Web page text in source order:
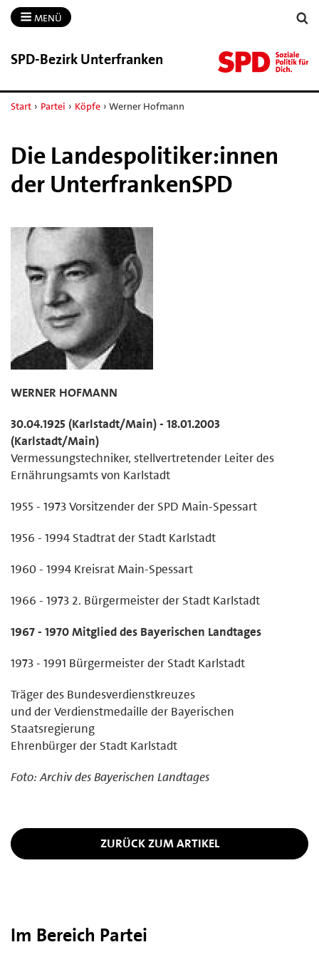
MENÜ
SPD-​Bezirk Unterfranken
Start › Partei › Köpfe › Werner Hofmann
Die Landespolitiker:innen
der UnterfrankenSPD
WERNER HOFMANN
30.04.1925 (Karlstadt/Main) - 18.01.2003
(Karlstadt/Main)
Vermessungstechniker, stellvertretender Leiter des
Ernährungsamts von Karlstadt
1955 - 1973 Vorsitzender der SPD Main-Spessart
1956 - 1994 Stadtrat der Stadt Karlstadt
1960 - 1994 Kreisrat Main-Spessart
1966 - 1973 2. Bürgermeister der Stadt Karlstadt
1967 - 1970 Mitglied des Bayerischen Landtages
1973 - 1991 Bürgermeister der Stadt Karlstadt
Träger des Bundesverdienstkreuzes
und der Verdienstmedaille der Bayerischen
Staatsregierung
Ehrenbürger der Stadt Karlstadt
Foto: Archiv des Bayerischen Landtages
ZURÜCK ZUM ARTIKEL
Im Bereich Partei